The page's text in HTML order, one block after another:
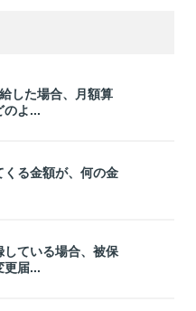
した場合、月額算
のよ...
る金額が、何の金
ている場合、被保
更届...